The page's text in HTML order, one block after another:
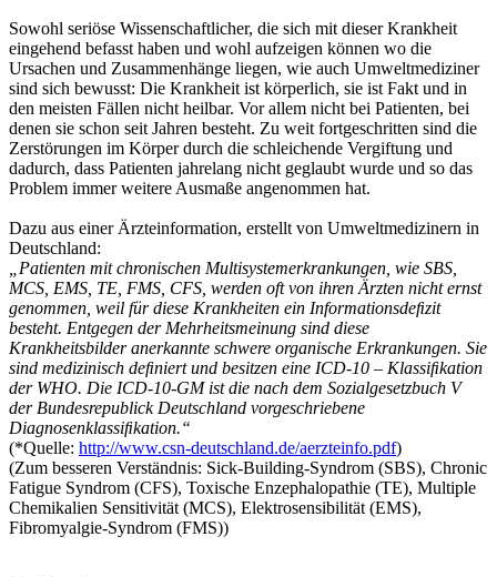
Sowohl seriöse Wissenschaftlicher, die sich mit dieser Krankheit
eingehend befasst haben und wohl aufzeigen können wo die
Ursachen und Zusammenhänge liegen, wie auch Umweltmediziner
sind sich bewusst: Die Krankheit ist körperlich, sie ist Fakt und in
den meisten Fällen nicht heilbar. Vor allem nicht bei Patienten, bei
denen sie schon seit Jahren besteht. Zu weit fortgeschritten sind die
Zerstörungen im Körper durch die schleichende Vergiftung und
dadurch, dass Patienten jahrelang nicht geglaubt wurde und so das
Problem immer weitere Ausmaße angenommen hat.
Dazu aus einer Ärzteinformation, erstellt von Umweltmedizinern in
Deutschland:
„Patienten mit chronischen Multisystemerkrankungen, wie SBS,
MCS, EMS, TE, FMS, CFS, werden oft von ihren Ärzten nicht ernst
genommen, weil für diese Krankheiten ein Informationsdeﬁzit
besteht. Entgegen der Mehrheitsmeinung sind diese
Krankheitsbilder anerkannte schwere organische Erkrankungen. Sie
sind medizinisch deﬁniert und besitzen eine ICD-10 – Klassiﬁkation
der WHO. Die ICD-10-GM ist die nach dem Sozialgesetzbuch V
der Bundesrepublick Deutschland vorgeschriebene
Diagnosenklassiﬁkation.“
(*Quelle: http://www.csn-deutschland.de/aerzteinfo.pdf)
(Zum besseren Verständnis: Sick-Building-Syndrom (SBS), Chronic
Fatigue Syndrom (CFS), Toxische Enzephalopathie (TE), Multiple
Chemikalien Sensitivität (MCS), Elektrosensibilität (EMS),
Fibromyalgie-Syndrom (FMS))